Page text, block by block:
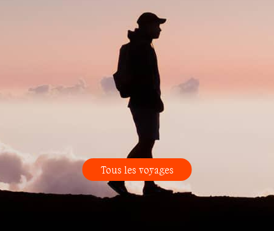
Tous les voyages